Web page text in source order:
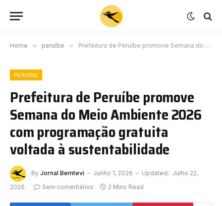
Home » peruíbe » Prefeitura de Peruíbe promove Semana do Meio Ambiente 2026 com programação gratuita voltada à sustentabilidade
PERUÍBE
Prefeitura de Peruíbe promove
Semana do Meio Ambiente 2026
com programação gratuita
voltada à sustentabilidade
By Jornal Bemtevi Junho 1, 2026 Updated: Julho 22,
2026
Sem comentários 2 Mins Read